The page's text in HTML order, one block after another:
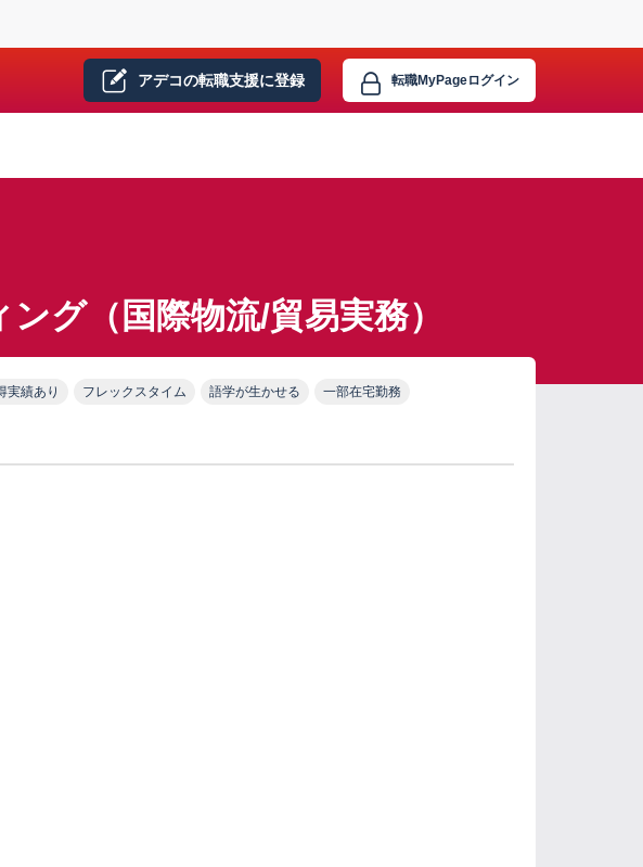
アデコの転職支援に登録 転職MyPageログイン
グ（国際物流/貿易実務）
実績あり フレックスタイム 語学が生かせる 一部在宅勤務